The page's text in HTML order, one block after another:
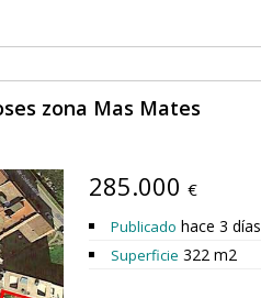
zona Mas Mates
285.000 €
Publicado hace 3 días
Superficie 322 m2